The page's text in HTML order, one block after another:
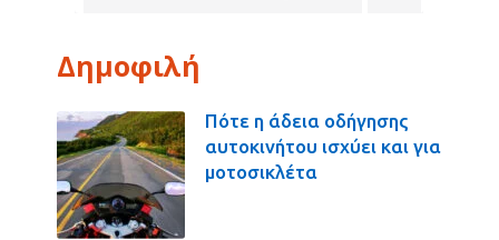
Δημοφιλή
Πότε η άδεια οδήγησης
αυτοκινήτου ισχύει και για
μοτοσικλέτα